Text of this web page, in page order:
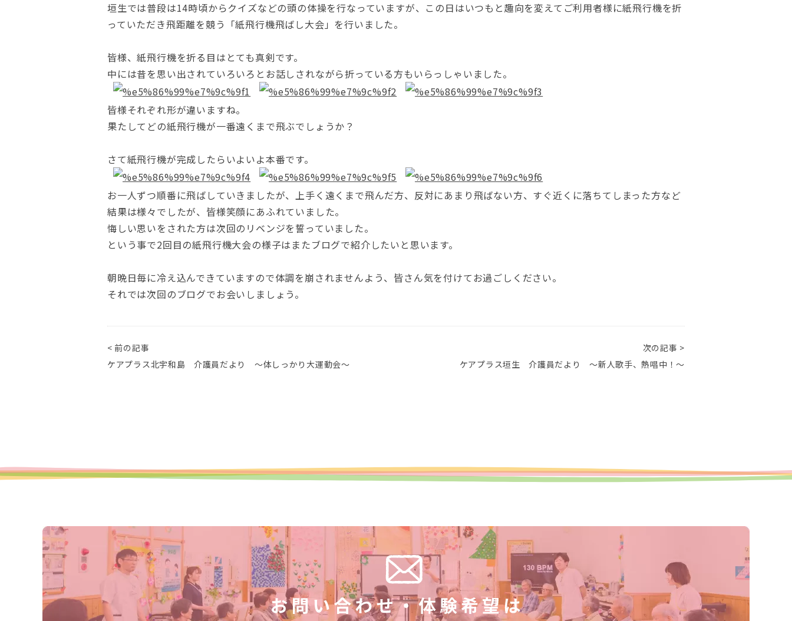
垣生では普段は14時頃からクイズなどの頭の体操を行なっていますが、この日はいつもと趣向を変えてご利用者様に紙飛行機を折
っていただき飛距離を競う「紙飛行機飛ばし大会」を行いました。
皆様、紙飛行機を折る目はとても真剣です。
中には昔を思い出されていろいろとお話しされながら折っている方もいらっしゃいました。
皆様それぞれ形が違いますね。
果たしてどの紙飛行機が一番遠くまで飛ぶでしょうか？
さて紙飛行機が完成したらいよいよ本番です。
お一人ずつ順番に飛ばしていきましたが、上手く遠くまで飛んだ方、反対にあまり飛ばない方、すぐ近くに落ちてしまった方など
結果は様々でしたが、皆様笑顔にあふれていました。
悔しい思いをされた方は次回のリベンジを誓っていました。
という事で2回目の紙飛行機大会の様子はまたブログで紹介したいと思います。
朝晩日毎に冷え込んできていますので体調を崩されませんよう、皆さん気を付けてお過ごしください。
それでは次回のブログでお会いしましょう。
< 前の記事
ケアプラス北宇和島 介護員だより ～体しっかり大運動会～
次の記事 >
ケアプラス垣生 介護員だより ～新人歌手、熱唱中！～